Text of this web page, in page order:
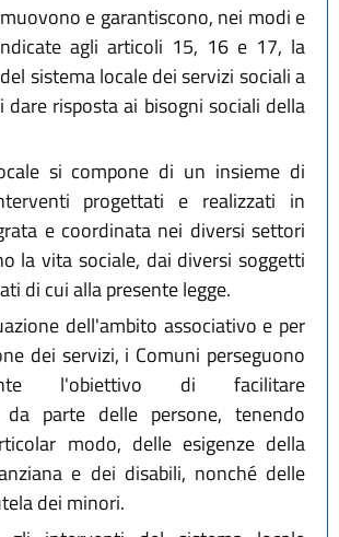
e garantiscono, nei modi e
agli articoli 15, 16 e 17, la
sistema locale dei servizi sociali a
dare risposta ai bisogni sociali della
si compone di un insieme di
progettati e realizzati in
e coordinata nei diversi settori
la vita sociale, dai diversi soggetti
di cui alla presente legge.
dell'ambito associativo e per
dei servizi, i Comuni perseguono
l'obiettivo di facilitare
da parte delle persone, tenendo
modo, delle esigenze della
e dei disabili, nonché delle
dei minori.